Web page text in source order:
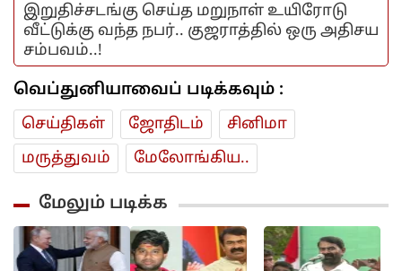
இறுதிச்சடங்கு செய்த மறுநாள் உயிரோடு
வீட்டுக்கு வந்த நபர்.. குஜராத்தில் ஒரு அதிசய
சம்பவம்..!
வெப்துனியாவைப் படிக்கவும் :
செய்திகள் ஜோ‌திட‌ம்
சினிமா
மரு‌த்துவ‌ம்
மேலோங்கிய..
மேலும் படிக்க